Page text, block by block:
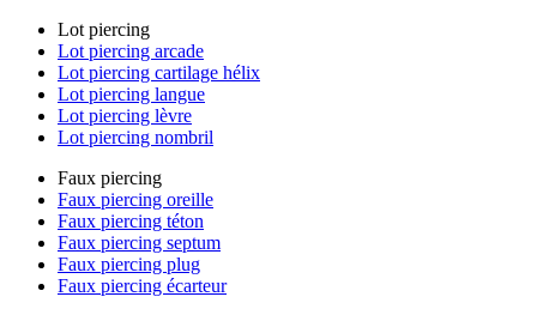
Lot piercing
Lot piercing arcade
Lot piercing cartilage hélix
Lot piercing langue
Lot piercing lèvre
Lot piercing nombril
Faux piercing
Faux piercing oreille
Faux piercing téton
Faux piercing septum
Faux piercing plug
Faux piercing écarteur